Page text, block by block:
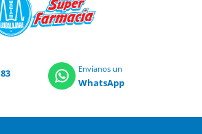
83
Envíanos un
WhatsApp